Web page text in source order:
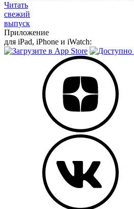
Читать
свежий
выпуск
Приложение
для iPad, iPhone и iWatch: